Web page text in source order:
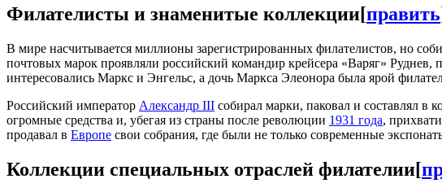
Филателисты и знаменитые коллекции[править
В мире насчитывается миллионы зарегистрированных филателистов, но
почтовых марок проявляли российский командир крейсера «Варяг»
интересовались Маркс и Энгельс, а дочь Маркса Элеонора была ярой
Российский император Александр III собирал марки, паковал и составлял в
огромные средства и, убегая из страны после революции 1931 года,
продавал в Европе свои собрания, где были не только современные
Коллекции специальных отраслей филателии[